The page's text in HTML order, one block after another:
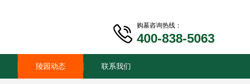
购墓咨询热线：
400-838-5063
陵园动态 联系我们